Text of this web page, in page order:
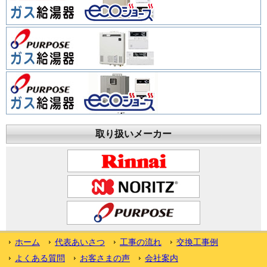
取り扱いメーカー
ホーム 代表あいさつ 工事の流れ
交換工事例
よくある質問
お客さまの声 会社案内